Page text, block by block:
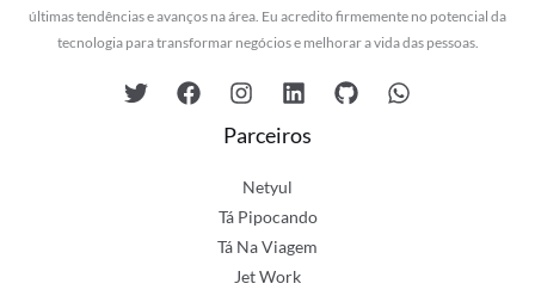
últimas tendências e avanços na área. Eu acredito firmemente no potencial da
tecnologia para transformar negócios e melhorar a vida das pessoas.
Parceiros
Netyul
Tá Pipocando
Tá Na Viagem
Jet Work